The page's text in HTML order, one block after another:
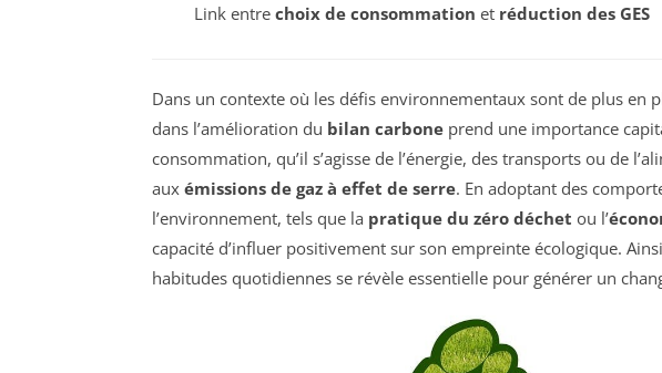
Link entre choix de consommation et réduction des GES
Dans un contexte où les défis environnementaux sont de plus en
dans l’amélioration du bilan carbone prend une importance
consommation, qu’il s’agisse de l’énergie, des transports ou de
aux émissions de gaz à effet de serre. En adoptant des
l’environnement, tels que la pratique du zéro déchet ou l’
capacité d’influer positivement sur son empreinte écologique.
habitudes quotidiennes se révèle essentielle pour générer un